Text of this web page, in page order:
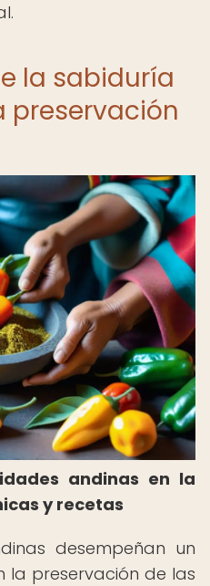
la sabiduría
preservación
andinas en la
y recetas
desempeñan un
preservación de las